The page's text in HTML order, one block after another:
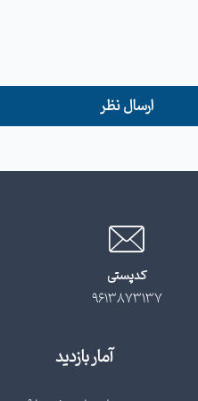
ارسال نظر
کدپستی
9613873137
آمار بازدید